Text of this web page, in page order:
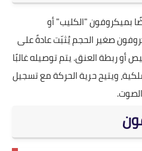
بميكروفون "الكليب" أو
صغير الحجم يُثبّت عادةً على
أو ربطة العنق. يتم توصيله غالبًا
ويتيح حرية الحركة مع تسجيل